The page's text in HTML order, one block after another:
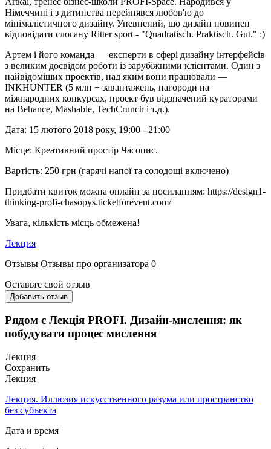
Німеччині і з дитинства перейнявся любов'ю до
мінімалістичного дизайну. Упевнений, що дизайн повинен
відповідати слогану Ritter sport - "Quadratisch. Praktisch. Gut." :)
Артем і його команда — експерти в сфері дизайну інтерфейсів
з великим досвідом роботи із зарубіжними клієнтами. Один з
найвідоміших проектів, над яким вони працювали —
INKHUNTER (5 млн + завантажень, нагороди на
міжнародних конкурсах, проект був відзначений кураторами
на Behance, Mashable, TechCrunch і т.д.).
Дата: 15 лютого 2018 року, 19:00 - 21:00
Місце: Креативний простір Часопис.
Вартість: 250 грн (гарячі напої та солодощі включено)
Придбати квиток можна онлайн за посиланням: https://design1-
thinking-profi-chasopys.ticketforevent.com/
Увага, кількість місць обмежена!
Лекция
Отзывы Отзывы про организатора 0
Оставьте свой отзыв
Добавить отзыв
Рядом с Лекція PROFI. Дизайн-мислення: як
побудувати процес мислення
Лекция
Сохранить
Лекция
Лекция. Иллюзия искусственного разума или пространство
без субъекта
Дата и время